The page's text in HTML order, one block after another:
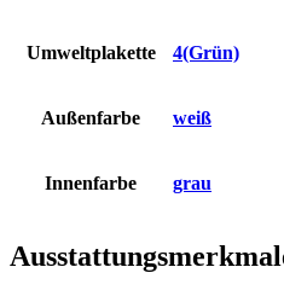
Umweltplakette 4(Grün)
Außenfarbe weiß
Innenfarbe grau